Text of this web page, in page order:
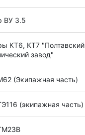
ВУ 3.5
КТ6, КТ7 "Полтавский
завод"
(Экипажная часть)
(экипажная часть)